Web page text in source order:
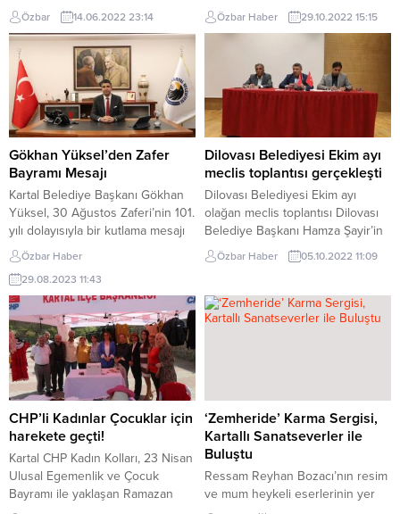
birbirinden değerli isimleri
ağırlamaya devam ediyor. Kartal
Meydanı’nda 90’dan fazla
yayınevinin, yüzlerce yazar ve
sanatçının katılımı ile
gerçekleştirilen fuar dördüncü
gününde de okurlarla yazarları
buluşturdu. Kartal Meydanı’nda
7000 metrekare alana kurulan
fuar dördüncü gününü geride
bıraktı. Dördüncü günü, hafta
içine denk gelmesine...
Özbar 14.06.2022 23:14
mesajı yayımladı. Başkan Yüksel,
29 Ekim Cumhuriyet Bayramını ve
dönümünü kutladığı mesajında şu
ifadelere yer verdi: Kıymetli
komşularım; Bugün,
Cumhuriyetimizin ilanının 99. yıl
dönümünü, büyük bir sevinç ve
gururla kutlamanın heyecanını
yaşıyoruz. Cumhuriyet,...
Özbar Haber 29.10.2022 15:15
Gökhan Yüksel’den Zafer
Bayramı Mesajı
Kartal Belediye Başkanı Gökhan
Yüksel, 30 Ağustos Zaferi’nin 101.
yılı dolayısıyla bir kutlama mesajı
yayımladı. Başkan Yüksel
yayımladığı mesajında şunlara yer
verdi; “Değerli komşularım,
Milletimizin bağımsızlık uğruna
verdiği büyük mücadele, 26
Ağustos 1922’de Afyon
Kocatepe’de başlayan Büyük
Taarruz ve 30 Ağustos 1922’de
Gazi Mustafa Kemal Atatürk’ün
Meydan...
Özbar Haber
29.08.2023 11:43
Dilovası Belediyesi Ekim ayı
meclis toplantısı gerçekleşti
Dilovası Belediyesi Ekim ayı
olağan meclis toplantısı Dilovası
Belediye Başkanı Hamza Şayir’in
başkanlığında gerçekleşti.
Dilovası Belediyesi Kültür
bir önceki meclis tutanaklarının
oylanması ile başladı. 14 Gündem
geride...
Özbar Haber 05.10.2022 11:09
CHP’li Kadınlar Çocuklar için
harekete geçti!
Kartal CHP Kadın Kolları, 23 Nisan
Ulusal Egemenlik ve Çocuk
Bayramı ile yaklaşan Ramazan
‘Zemheride’ Karma Sergisi,
Kartallı Sanatseverler ile
Buluştu
Ressam Reyhan Bozacı’nın resim
ve mum heykeli eserlerinin yer